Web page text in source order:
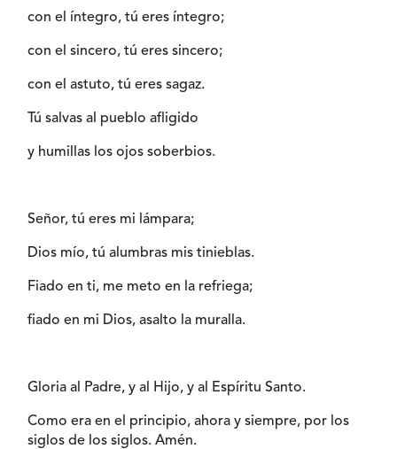
con el íntegro, tú eres íntegro;
con el sincero, tú eres sincero;
con el astuto, tú eres sagaz.
Tú salvas al pueblo afligido
y humillas los ojos soberbios.
Señor, tú eres mi lámpara;
Dios mío, tú alumbras mis tinieblas.
Fiado en ti, me meto en la refriega;
fiado en mi Dios, asalto la muralla.
Gloria al Padre, y al Hijo, y al Espíritu Santo.
Como era en el principio, ahora y siempre, por los
siglos de los siglos. Amén.